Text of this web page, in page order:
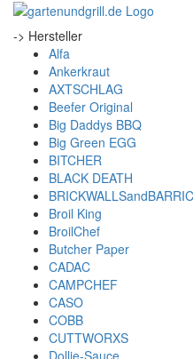
-> Hersteller
Alfa
Ankerkraut
AXTSCHLAG
Beefer Original
Big Daddys BBQ
Big Green EGG
BITCHER
BLACK DEATH
Broil King
BroilChef
Butcher Paper
CADAC
CAMPCHEF
CASO
COBB
CUTTWORXS
Dollie-Sauce